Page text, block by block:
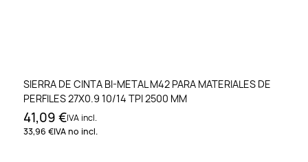
SIERRA DE CINTA BI-METAL M42 PARA MATERIALES DE
PERFILES 27X0.9 10/14 TPI 2500 MM
41,09 €IVA incl.
33,96 €IVA no incl.